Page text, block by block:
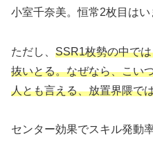
小室千奈美。恒常2枚目は
ただし、 SSR1枚勢の中で
抜いとる。なぜなら、こい
人とも言える、放置界隈で
センター効果でスキル発動